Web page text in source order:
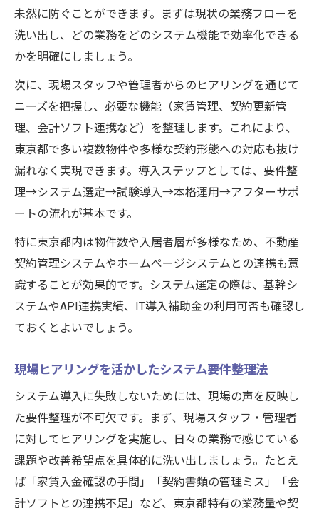
未然に防ぐことができます。まずは現状の業務フローを
洗い出し、どの業務をどのシステム機能で効率化できる
かを明確にしましょう。
次に、現場スタッフや管理者からのヒアリングを通じて
ニーズを把握し、必要な機能（家賃管理、契約更新管
理、会計ソフト連携など）を整理します。これにより、
東京都で多い複数物件や多様な契約形態への対応も抜け
漏れなく実現できます。導入ステップとしては、要件整
理→システム選定→試験導入→本格運用→アフターサポ
ートの流れが基本です。
特に東京都内は物件数や入居者層が多様なため、不動産
契約管理システムやホームページシステムとの連携も意
識することが効果的です。システム選定の際は、基幹シ
ステムやAPI連携実績、IT導入補助金の利用可否も確認し
ておくとよいでしょう。
現場ヒアリングを活かしたシステム要件整理法
システム導入に失敗しないためには、現場の声を反映し
た要件整理が不可欠です。まず、現場スタッフ・管理者
に対してヒアリングを実施し、日々の業務で感じている
課題や改善希望点を具体的に洗い出しましょう。たとえ
ば「家賃入金確認の手間」「契約書類の管理ミス」「会
計ソフトとの連携不足」など、東京都特有の業務量や契